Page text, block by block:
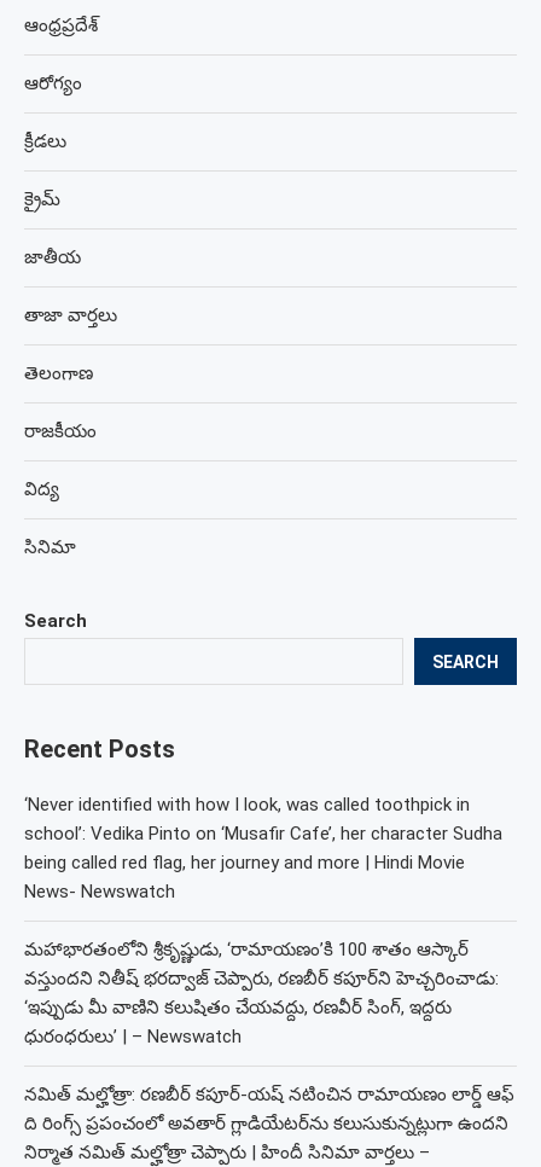
Search
SEARCH
Recent Posts
‘Never identified with how I look, was called toothpick in
school’: Vedika Pinto on ‘Musafir Cafe’, her character Sudha
being called red flag, her journey and more | Hindi Movie
News- Newswatch
మహాభారతంలోని శ్రీకృష్ణుడు, ‘రామాయణం’కి 100 శాతం ఆస్కార్
వస్తుందని నితీష్ భరద్వాజ్ చెప్పారు, రణబీర్ కపూర్‌ని హెచ్చరించాడు:
‘ఇప్పుడు మీ వాణిని కలుషితం చేయవద్దు, రణవీర్ సింగ్, ఇద్దరు
ధురంధరులు’ | – Newswatch
నమిత్ మల్హోత్రా: రణబీర్ కపూర్-యష్ నటించిన రామాయణం లార్డ్ ఆఫ్
ది రింగ్స్ ప్రపంచంలో అవతార్ గ్లాడియేటర్‌ను కలుసుకున్నట్లుగా ఉందని
నిర్మాత నమిత్ మల్హోత్రా చెప్పారు | హిందీ సినిమా వార్తలు –
ఆంధ్రప్రదేశ్
ఆరోగ్యం
క్రీడలు
క్రైమ్
జాతీయ
తాజా వార్తలు
తెలంగాణ
రాజకీయం
విద్య
సినిమా